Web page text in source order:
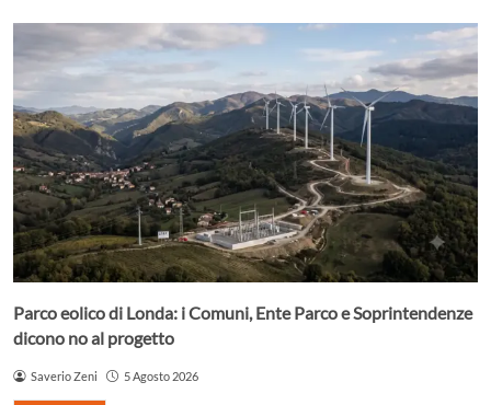
Parco eolico di Londa: i Comuni, Ente Parco e Soprintendenze
dicono no al progetto
Saverio Zeni 5 Agosto 2026